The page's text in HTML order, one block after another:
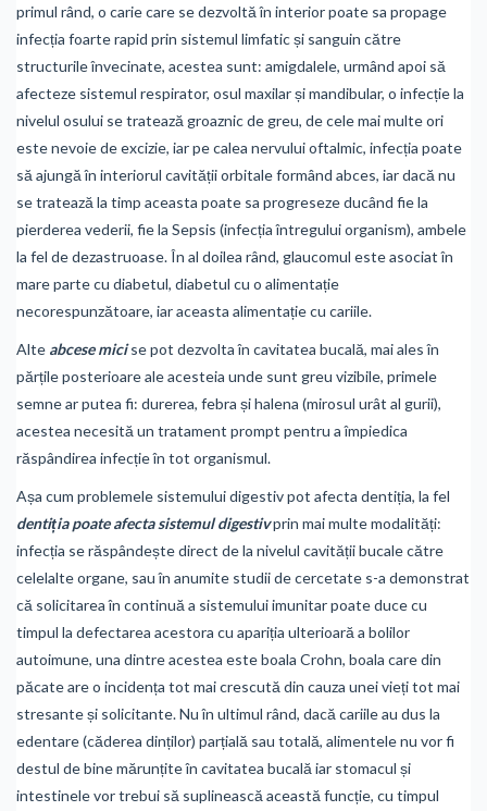
primul rând, o carie care se dezvoltă în interior poate sa propage
infecția foarte rapid prin sistemul limfatic și sanguin către
structurile învecinate, acestea sunt: amigdalele, urmând apoi să
afecteze sistemul respirator, osul maxilar și mandibular, o infecție la
nivelul osului se tratează groaznic de greu, de cele mai multe ori
este nevoie de excizie, iar pe calea nervului oftalmic, infecția poate
să ajungă în interiorul cavității orbitale formând abces, iar dacă nu
se tratează la timp aceasta poate sa progreseze ducând fie la
pierderea vederii, fie la Sepsis (infecția întregului organism), ambele
la fel de dezastruoase. În al doilea rând, glaucomul este asociat în
mare parte cu diabetul, diabetul cu o alimentație
necorespunzătoare, iar aceasta alimentație cu cariile.
Alte abcese micise pot dezvolta în cavitatea bucală, mai ales în
părțile posterioare ale acesteia unde sunt greu vizibile, primele
semne ar putea fi: durerea, febra și halena (mirosul urât al gurii),
acestea necesită un tratament prompt pentru a împiedica
răspândirea infecție în tot organismul.
Așa cum problemele sistemului digestiv pot afecta dentiția, la fel
dentiția poate afecta sistemul digestivprin mai multe modalități:
infecția se răspândește direct de la nivelul cavității bucale către
celelalte organe, sau în anumite studii de cercetate s-a demonstrat
că solicitarea în continuă a sistemului imunitar poate duce cu
timpul la defectarea acestora cu apariția ulterioară a bolilor
autoimune, una dintre acestea este boala Crohn, boala care din
păcate are o incidența tot mai crescută din cauza unei vieți tot mai
stresante și solicitante. Nu în ultimul rând, dacă cariile au dus la
edentare (căderea dinților) parțială sau totală, alimentele nu vor fi
destul de bine mărunțite în cavitatea bucală iar stomacul și
intestinele vor trebui să suplinească această funcție, cu timpul